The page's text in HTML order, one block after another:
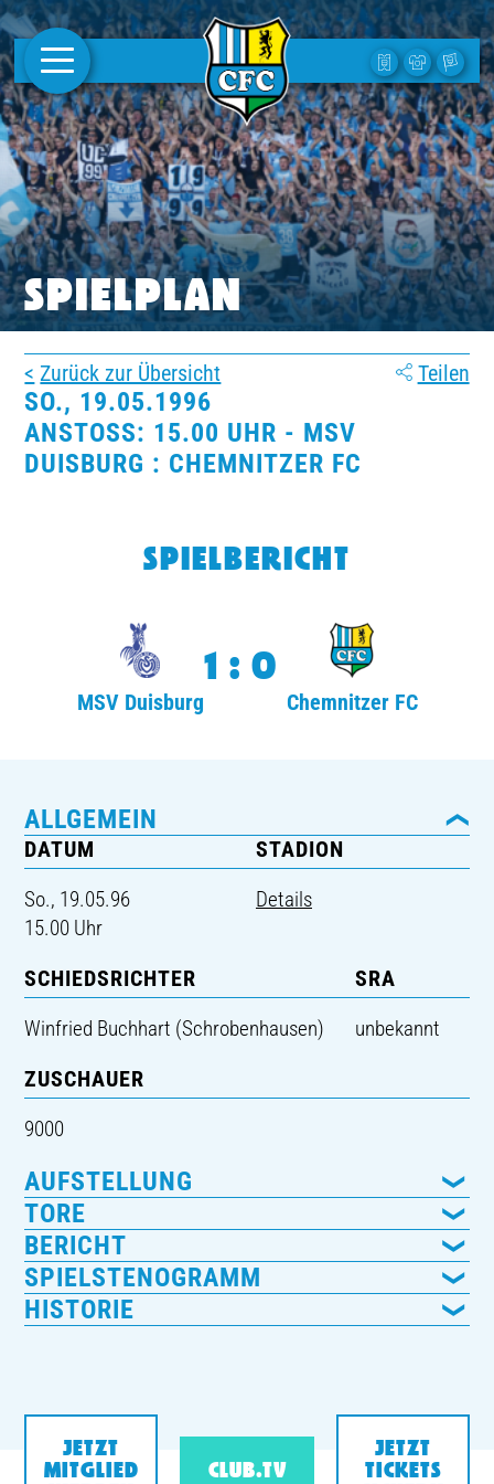
AKTUELLES
1. MANNSCHAFT
FRAUEN
CAMPUS
CLUB
CLUBMITGLIEDSCHAFT
BUSINESS
SÜDKURVE
SPIELPLAN
Zurück zur Übersicht Teilen
SO., 19.05.1996
ANSTOSS: 15.00 UHR - MSV D
UISBURG : CHEMNITZER FC
SPIELBERICHT
MSV Duisburg
1:0
Chemnitzer FC
ALLGEMEIN
DATUM
So., 19.05.96
15.00 Uhr
STADION
Details
SCHIEDSRICHTER
Winfried Buchhart (Schrobenhausen)
SRA
unbekannt
ZUSCHAUER
9000
AUFSTELLUNG
TORE
BERICHT
SPIELSTENOGRAMM
HISTORIE
JETZT
MITGLIED
CLUB.TV
JETZT
TICKETS